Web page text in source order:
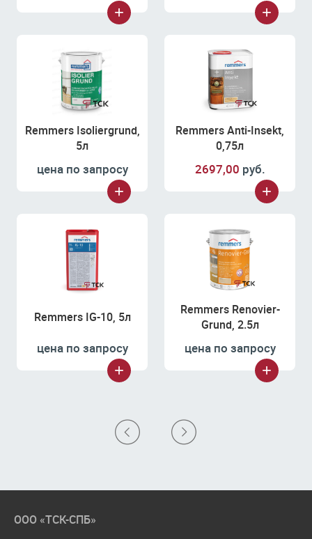
Remmers Isoliergrund,
5л
цена по запросу
Remmers Anti-Insekt,
0,75л
2697,00 руб.
Remmers IG-10, 5л
цена по запросу
Remmers Renovier-
Grund, 2.5л
цена по запросу
ООО «ТСК-СПБ»